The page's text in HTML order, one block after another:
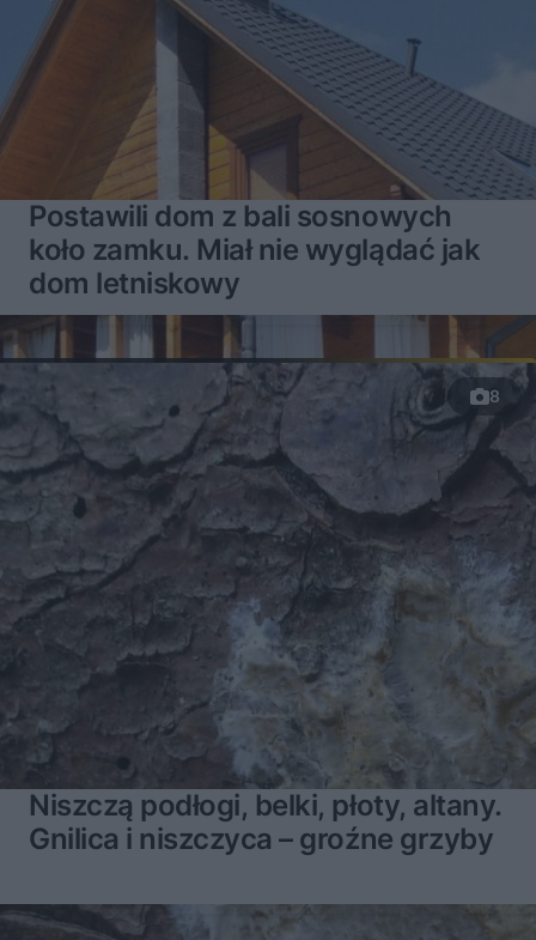
Postawili dom z bali sosnowych
koło zamku. Miał nie wyglądać jak
dom letniskowy
8
Niszczą podłogi, belki, płoty, altany.
Gnilica i niszczyca – groźne grzyby